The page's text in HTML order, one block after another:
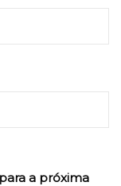
a próxima